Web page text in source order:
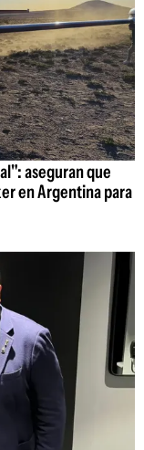
aseguran que
en Argentina para